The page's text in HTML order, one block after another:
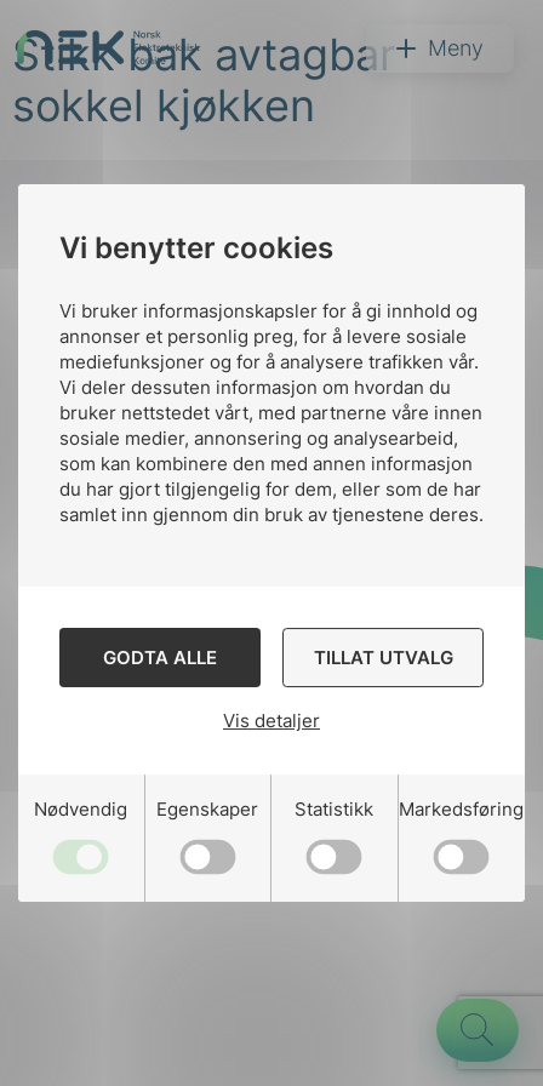
Vi benytter cookies
Vi bruker informasjonskapsler for å gi innhold og
annonser et personlig preg, for å levere sosiale
mediefunksjoner og for å analysere trafikken vår.
Vi deler dessuten informasjon om hvordan du
bruker nettstedet vårt, med partnerne våre innen
sosiale medier, annonsering og analysearbeid,
som kan kombinere den med annen informasjon
du har gjort tilgjengelig for dem, eller som de har
samlet inn gjennom din bruk av tjenestene deres.
GODTA ALLE TILLAT UTVALG
Vis detaljer
Nødvendig Egenskaper Statistikk Markedsføring
til
innhold
NEK Meny
Søk
Stikk bak avtagbar
sokkel kjøkken
Kontakt oss
Ansatte
nek@nek.no
Kontakt
Bruk av Cookies
Designed and developed
Stem Agency
toppen